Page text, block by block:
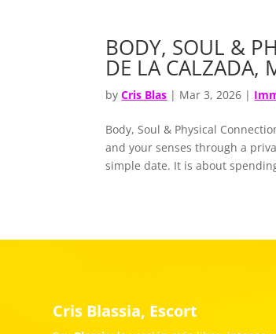
BODY, SOUL &
DE LA CALZADA,
byCris Blas | Mar 3, 2026 |
Body, Soul & Physical
and your senses through a
simple date. It is about
Cris Blassia, Escort